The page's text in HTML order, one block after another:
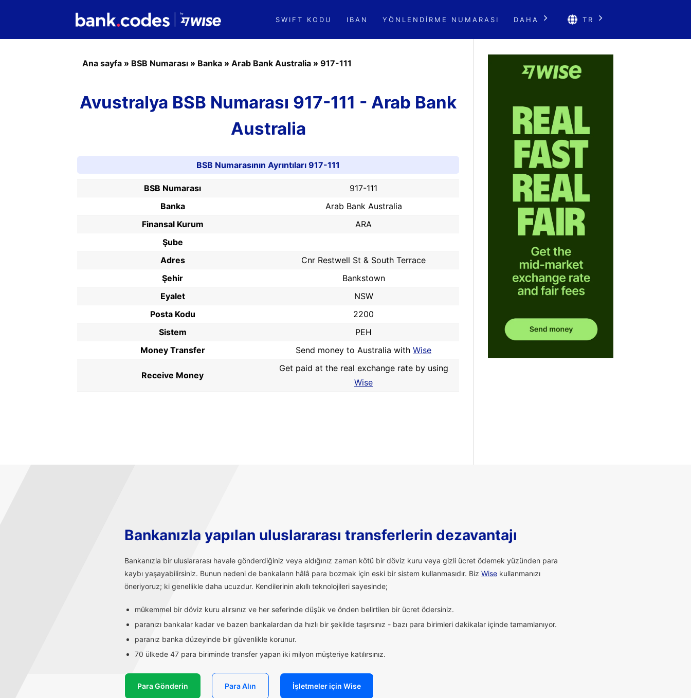
SWIFT KODU IBAN YÖNLENDIRME NUMARASI DAHA TR
Ana sayfa » BSB Numarası » Banka » Arab Bank Australia » 917-111
Avustralya BSB Numarası 917-111 - Arab Bank
Australia
BSB Numarasının Ayrıntıları 917-111
BSB Numarası
917-111
Banka
Arab Bank Australia
Finansal Kurum
ARA
Şube
Adres
Cnr Restwell St & South Terrace
Şehir
Bankstown
Eyalet
NSW
Posta Kodu
2200
Sistem
PEH
Money Transfer
Send money to Australia with Wise
Receive Money
Get paid at the real exchange rate by using
Wise
Bankanızla yapılan uluslararası transferlerin dezavantajı
Bankanızla bir uluslararası havale gönderdiğiniz veya aldığınız zaman kötü bir döviz kuru veya gizli ücret ödemek yüzünden para
kaybı yaşayabilirsiniz. Bunun nedeni de bankaların hâlâ para bozmak için eski bir sistem kullanmasıdır. Biz Wise kullanmanızı
öneriyoruz; ki genellikle daha ucuzdur. Kendilerinin akıllı teknolojileri sayesinde;
mükemmel bir döviz kuru alırsınız ve her seferinde düşük ve önden belirtilen bir ücret ödersiniz.
paranızı bankalar kadar ve bazen bankalardan da hızlı bir şekilde taşırsınız - bazı para birimleri dakikalar içinde tamamlanıyor.
paranız banka düzeyinde bir güvenlikle korunur.
70 ülkede 47 para biriminde transfer yapan iki milyon müşteriye katılırsınız.
Para Gönderin Para Alın İşletmeler için Wise